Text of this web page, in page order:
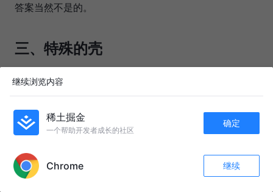
答案当然不是的。
三、特殊的壳
记得上面提到的提到的砸壳原理是从内存中dump已经解
呢？
分的动态库只有在使用其功能的时候才会内加载到内存
17
继续浏览内容
稀土掘金
一个帮助开发者成长的社区
确定
Chrome 继续